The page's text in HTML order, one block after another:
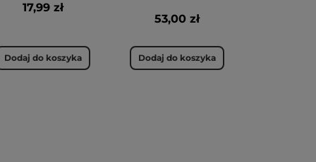
17,99 zł
Dodaj do koszyka
53,00 zł
Dodaj do koszyka